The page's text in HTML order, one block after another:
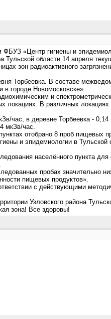
«Центр гигиены и
области 14 апреля
зон радиоактивного
Торбеевка. В составе
в городе Новомосковске».
и
локациях. В различных локациях
час, в деревне Торбеевка - 0,14
мкЗв/час.
отобрано 8 проб пищевых
и эпидемиологии в Тульской
населённого пункта для
пробах значительно
пищевых продуктов».
с действующими
Узловского района
зона! Все здоровы!